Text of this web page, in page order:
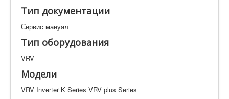
Контакты
VRV Inverter K Series VRV plus Series
Искать
Тип документации
Сервис мануал
Тип оборудования
VRV
Модели
VRV Inverter K Series VRV plus Series